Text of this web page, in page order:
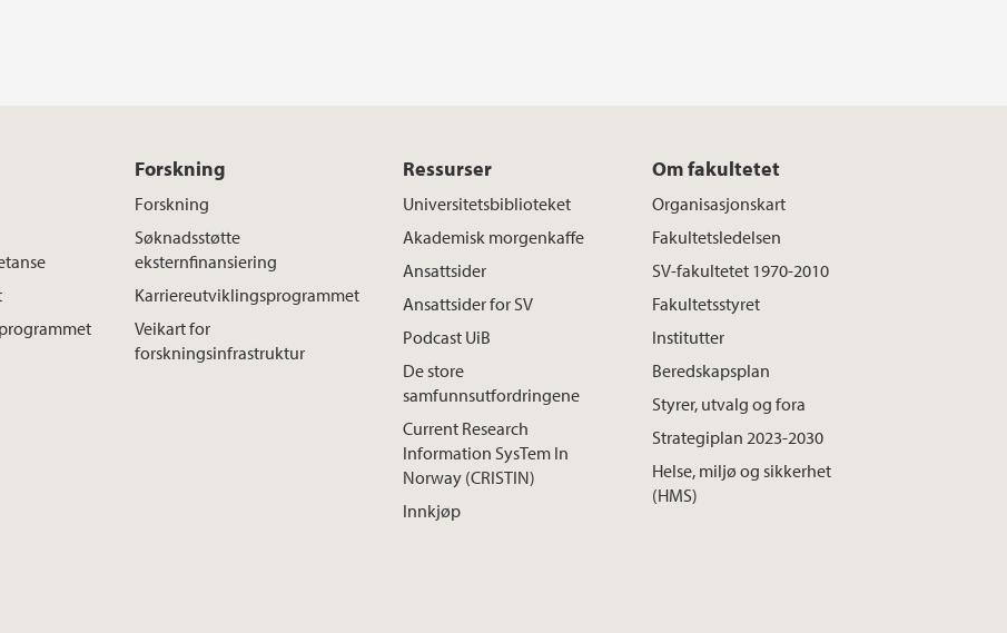
Forskning
Forskning
Søknadsstøtte
eksternfinansiering
Karriereutviklingsprogrammet
Veikart for
forskningsinfrastruktur
Ressurser
Universitetsbiblioteket
Akademisk morgenkaffe
Ansattsider
Ansattsider for SV
Podcast UiB
De store
samfunnsutfordringene
Current Research
Information SysTem In
Norway (CRISTIN)
Innkjøp
Om fakultetet
Organisasjonskart
Fakultetsledelsen
SV-fakultetet 1970-2010
Fakultetsstyret
Institutter
Beredskapsplan
Styrer, utvalg og fora
Strategiplan 2023-2030
Helse, miljø og sikkerhet
(HMS)